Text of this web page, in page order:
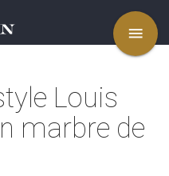
menu
Louis
marbre de